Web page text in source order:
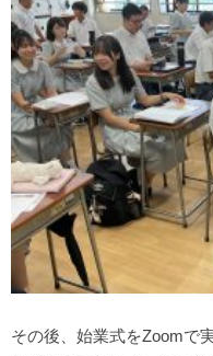
その後、始業式をZoomで